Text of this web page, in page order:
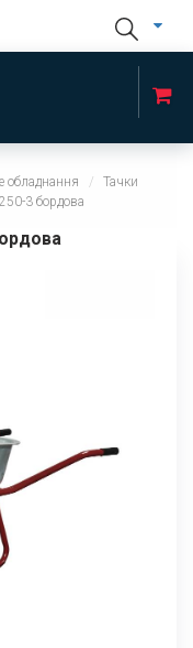
обладнання
Тачки
3 бордова